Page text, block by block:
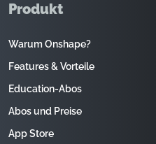
Produkt
Warum Onshape?
Features & Vorteile
Education-Abos
Abos und Preise
App Store